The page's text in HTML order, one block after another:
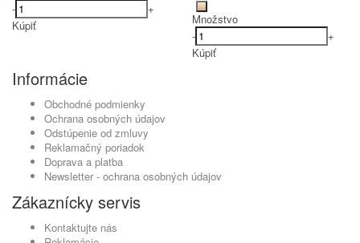
-
+
Kúpiť
Množstvo
-
+
Kúpiť
Informácie
Obchodné podmienky
Ochrana osobných údajov
Odstúpenie od zmluvy
Reklamačný poriadok
Doprava a platba
Newsletter - ochrana osobných údajov
Zákaznícky servis
Kontaktujte nás